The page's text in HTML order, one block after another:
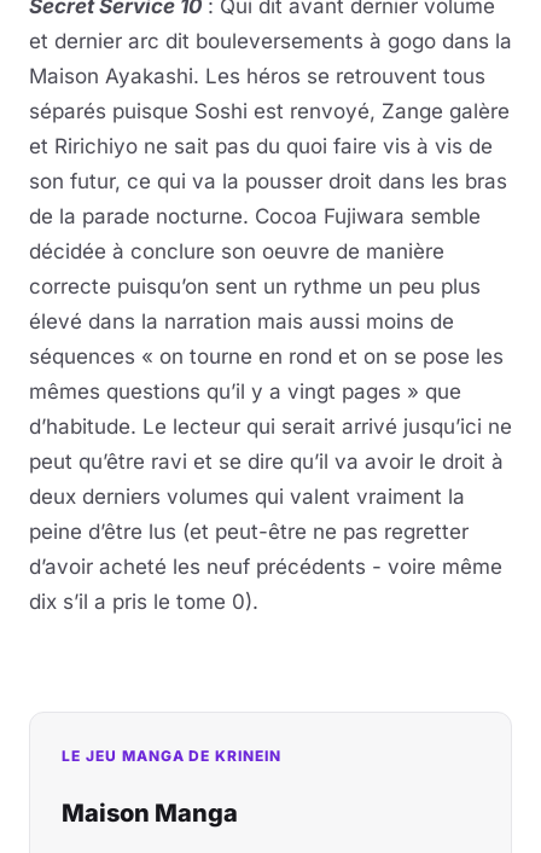
Secret Service 10 : Qui dit avant dernier volume
et dernier arc dit bouleversements à gogo dans la
Maison Ayakashi. Les héros se retrouvent tous
séparés puisque Soshi est renvoyé, Zange galère
et Ririchiyo ne sait pas du quoi faire vis à vis de
son futur, ce qui va la pousser droit dans les bras
de la parade nocturne. Cocoa Fujiwara semble
décidée à conclure son oeuvre de manière
correcte puisqu’on sent un rythme un peu plus
élevé dans la narration mais aussi moins de
séquences « on tourne en rond et on se pose les
mêmes questions qu’il y a vingt pages » que
d’habitude. Le lecteur qui serait arrivé jusqu’ici ne
peut qu’être ravi et se dire qu’il va avoir le droit à
deux derniers volumes qui valent vraiment la
peine d’être lus (et peut-être ne pas regretter
d’avoir acheté les neuf précédents - voire même
dix s’il a pris le tome 0).
LE JEU MANGA DE KRINEIN
Maison Manga